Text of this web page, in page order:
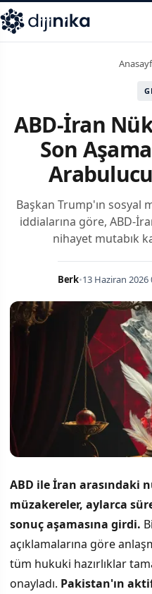
,Marmara Mahallesi,
ABD-İran
Son
Başkan Trump'ın sosyal
iddialarına göre, ABD-
nihayet mutabık
Berk•13 Haziran 2026
ABD ile İran arasındaki
müzakereler, aylarca
sonuç aşamasına girdi.
açıklamalarına göre
tüm hukuki hazırlıklar
onayladı. Pakistan'ın